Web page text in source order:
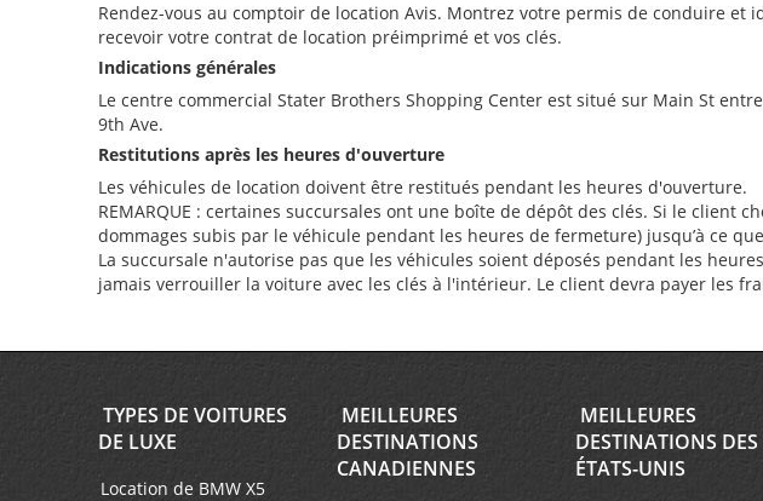
Rendez-vous au comptoir de location Avis. Montrez votre permis de conduire
recevoir votre contrat de location préimprimé et vos clés.
Indications générales
Le centre commercial Stater Brothers Shopping Center est situé sur Main St
9th Ave.
Restitutions après les heures d'ouverture
Les véhicules de location doivent être restitués pendant les heures d'ouverture.
REMARQUE : certaines succursales ont une boîte de dépôt des clés. Si le
dommages subis par le véhicule pendant les heures de fermeture) jusqu’à ce
La succursale n'autorise pas que les véhicules soient déposés pendant les
jamais verrouiller la voiture avec les clés à l'intérieur. Le client devra payer les
TYPES DE VOITURES
DE LUXE
Location de BMW X5
MEILLEURES
DESTINATIONS
CANADIENNES
MEILLEURES
DESTINATIONS DES
ÉTATS-UNIS